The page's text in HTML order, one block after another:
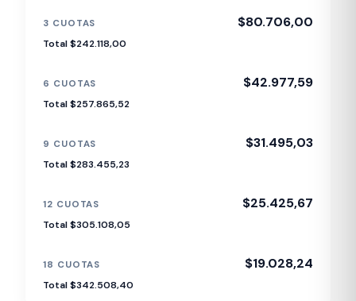
3 CUOTAS $80.706,00
Total $242.118,00
6 CUOTAS $42.977,59
Total $257.865,52
9 CUOTAS $31.495,03
Total $283.455,23
12 CUOTAS $25.425,67
Total $305.108,05
18 CUOTAS $19.028,24
Total $342.508,40